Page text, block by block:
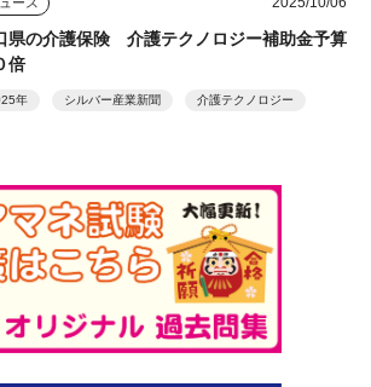
県の介護保険 介護テクノロジー補助金予算
倍
年 シルバー産業新聞 介護テクノロジー